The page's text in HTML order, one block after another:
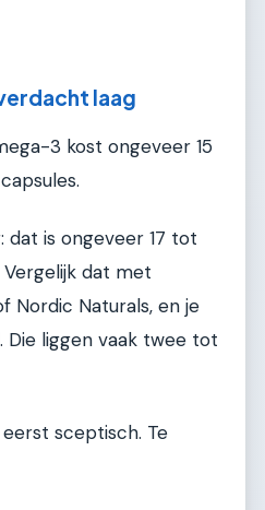
laag
3 kost ongeveer 15
dat is ongeveer 17 tot
dat met
Nordic Naturals, en je
Die liggen vaak twee tot
sceptisch. Te